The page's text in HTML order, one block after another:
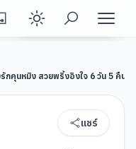
Enable dark
ดูรายละเอียดทัวร์
กคุนหมิง สวยพริ้งอิงใจ 6 วัน 5 คืน
แชร์